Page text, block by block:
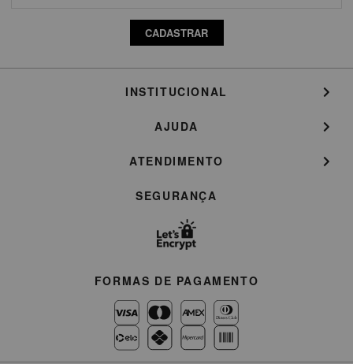
CADASTRAR
INSTITUCIONAL
AJUDA
ATENDIMENTO
SEGURANÇA
FORMAS DE PAGAMENTO